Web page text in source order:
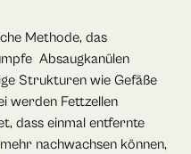
Methode, das
Absaugkanülen
Strukturen wie Gefäße
werden Fettzellen
dass einmal entfernte
nachwachsen können,